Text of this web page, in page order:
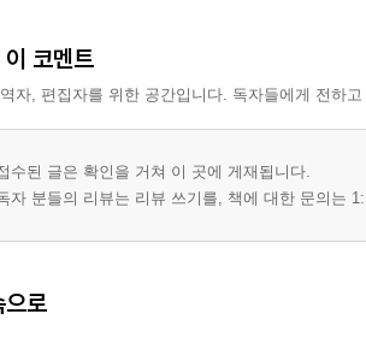
가
이동한다. 그러므로 나는 존재한다.”
이 코멘트
자, 편집자를 위한 공간입니다. 독자들에게 전하
수된 글은 확인을 거쳐 이 곳에 게재됩니다.
자 분들의 리뷰는 리뷰 쓰기를, 책에 대한 문의는
으로